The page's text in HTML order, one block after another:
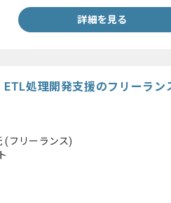
詳細を見る
ETL処理開発支援のフリーラン
(フリーランス)